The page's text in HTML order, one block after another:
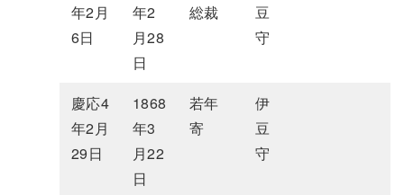
年2月
6日
年2
月28
日
総裁
豆
守
慶応4
年2月
29日
1868
年3
月22
日
若年
寄
伊
豆
守